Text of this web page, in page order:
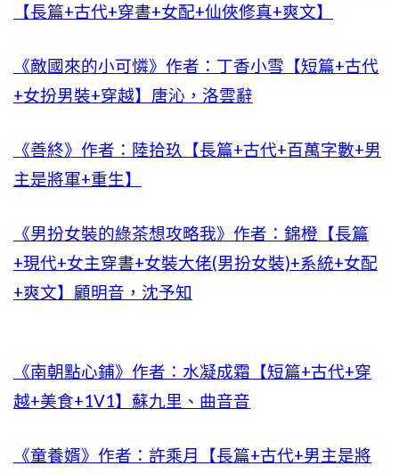
【長篇+古代+穿書+女配+仙俠修真+爽文】
《敵國來的小可憐》作者：丁香小雪【短篇+古代
+女扮男裝+穿越】唐沁，洛雲辭
《善終》作者：陸拾玖【長篇+古代+百萬字數+男
主是將軍+重生】
《男扮女裝的綠茶想攻略我》作者：錦橙【長篇
+現代+女主穿書+女裝大佬(男扮女裝)+系統+女配
+爽文】顧明音，沈予知
《南朝點心鋪》作者：水凝成霜【短篇+古代+穿
越+美食+1V1】蘇九里、曲音音
《童養婿》作者：許乘月【長篇+古代+男主是將